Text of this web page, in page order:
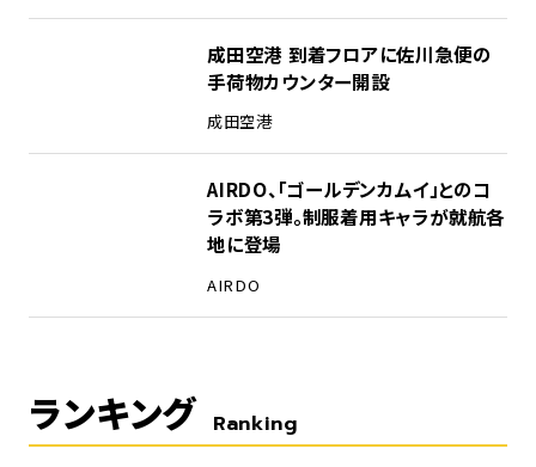
成田空港 到着フロアに佐川急便の
手荷物カウンター開設
成田空港
AIRDO、「ゴールデンカムイ」とのコ
ラボ第3弾。制服着用キャラが就航各
地に登場
AIRDO
ランキング Ranking